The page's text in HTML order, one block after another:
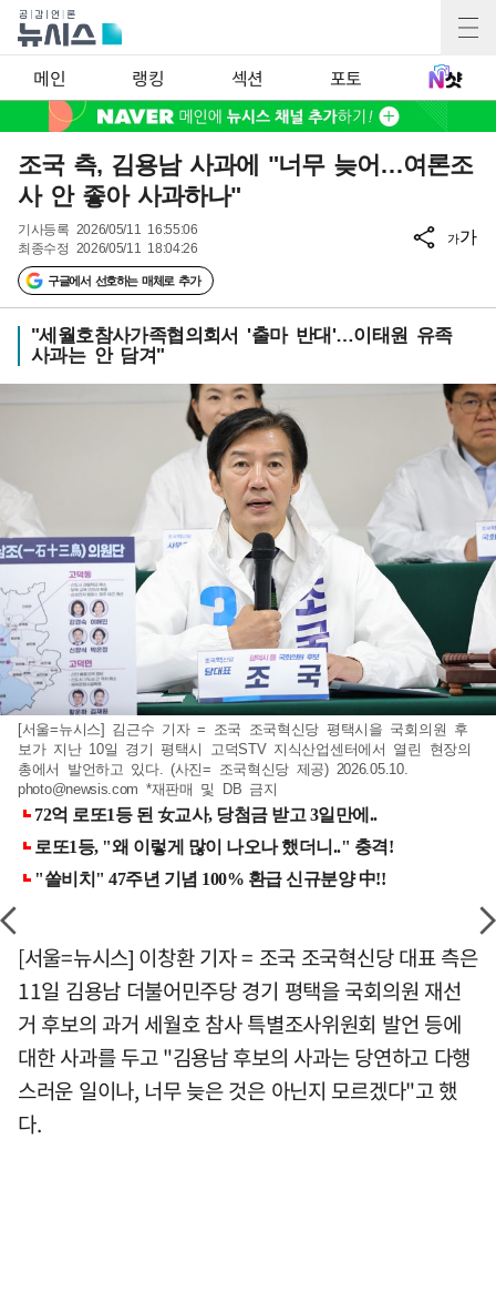
메인 랭킹 섹션 포토
조국 측, 김용남 사과에 "너무 늦어…여론조
사 안 좋아 사과하나"
기사등록 2026/05/11 16:55:06
최종수정 2026/05/11 18:04:26
구글에서 선호하는 매체로 추가
가가
"세월호참사가족협의회서 '출마 반대'…이태원 유족
사과는 안 담겨"
[서울=뉴시스] 김근수 기자 = 조국 조국혁신당 평택시을 국회의원 후
보가 지난 10일 경기 평택시 고덕STV 지식산업센터에서 열린 현장의
총에서 발언하고 있다. (사진= 조국혁신당 제공) 2026.05.10.
photo@newsis.com *재판매 및 DB 금지
[서울=뉴시스] 이창환 기자 = 조국 조국혁신당 대표 측은
11일 김용남 더불어민주당 경기 평택을 국회의원 재선
거 후보의 과거 세월호 참사 특별조사위원회 발언 등에
대한 사과를 두고 "김용남 후보의 사과는 당연하고 다행
스러운 일이나, 너무 늦은 것은 아닌지 모르겠다"고 했
다.